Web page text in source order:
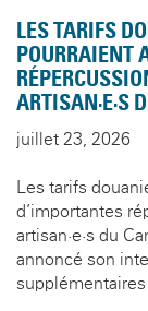
LES TARIFS
POURRAIENT
ARTISAN·E·S
juillet 23, 2026
Les tarifs
d’importantes
artisan·e·s du
annoncé son
supplémentaires